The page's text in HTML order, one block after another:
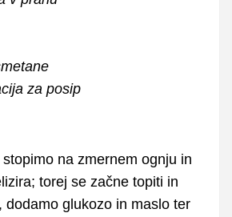
za posip
na zmernem ognju in
torej se začne topiti in
dodamo glukozo in maslo ter